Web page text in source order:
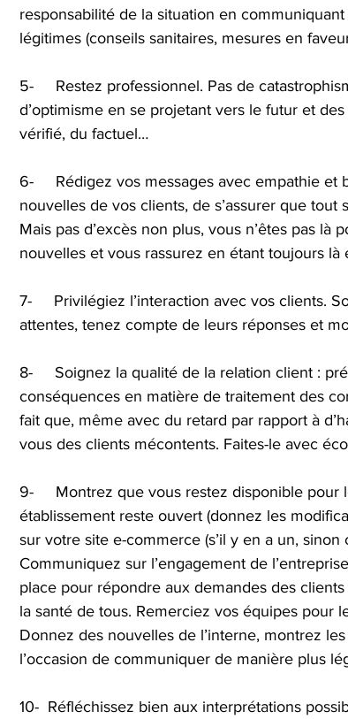
responsabilité de la situation en
légitimes (conseils sanitaires, mesures en
5-     Restez professionnel. Pas de
d’optimisme en se projetant vers le futur et
vérifié, du factuel…
6-     Rédigez vos messages avec empathie
nouvelles de vos clients, de s’assurer que
Mais pas d’excès non plus, vous n’êtes pas
nouvelles et vous rassurez en étant toujours là
7-     Privilégiez l’interaction avec vos
attentes, tenez compte de leurs réponses et
8-     Soignez la qualité de la relation client :
conséquences en matière de traitement des
fait que, même avec du retard par rapport à
vous des clients mécontents. Faites-le avec
9-     Montrez que vous restez disponible
établissement reste ouvert (donnez les
sur votre site e-commerce (s’il y en a un, sinon
Communiquez sur l’engagement de
place pour répondre aux demandes des
la santé de tous. Remerciez vos équipes pour
Donnez des nouvelles de l’interne, montrez
l’occasion de communiquer de manière plus
10-  Réfléchissez bien aux interprétations